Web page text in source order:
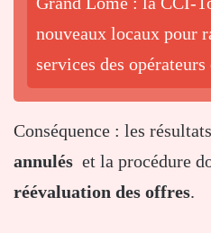
nouveaux locaux pour
services des
Conséquence : les
annulés et la procédure
réévaluation des offres.